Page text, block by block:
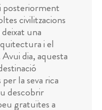
posteriorment
civilitzacions
una
i el
dia, aquesta
la seva rica
descobrir
gratuïtes a